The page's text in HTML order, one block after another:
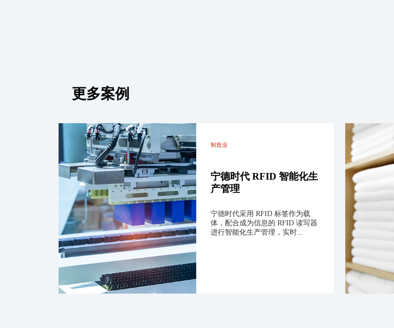
更多案例
制造业
宁德时代 RFID 智能化生
产管理
宁德时代采用 RFID 标签作为载
体，配合成为信息的 RFID 读写器
进行智能化生产管理，实时...